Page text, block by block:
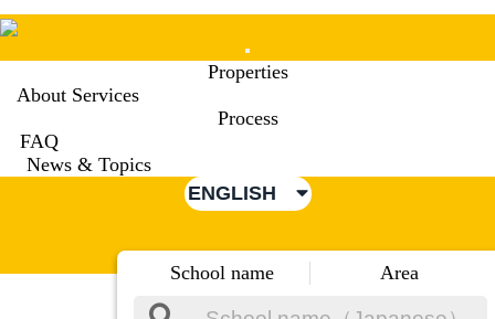
Mobile
Menu
Properties
About Services
Process
FAQ
News & Topics
ENGLISH
School name Area